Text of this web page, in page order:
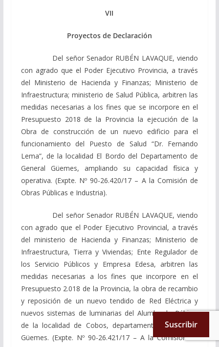
VII
Proyectos de Declaración
Del señor Senador RUBÉN LAVAQUE, viendo
con agrado que el Poder Ejecutivo Provincia, a través
del Ministerio de Hacienda y Finanzas; Ministerio de
Infraestructura; ministerio de Salud Pública, arbitren las
medidas necesarias a los fines que se incorpore en el
Presupuesto 2018 de la Provincia la ejecución de la
Obra de construcción de un nuevo edificio para el
funcionamiento del Puesto de Salud “Dr. Fernando
Lema”, de la localidad El Bordo del Departamento de
General Güemes, ampliando su capacidad física y
operativa. (Expte. Nº 90-26.420/17 – A la Comisión de
Obras Públicas e Industria).
Del señor Senador RUBÉN LAVAQUE, viendo
con agrado que el Poder Ejecutivo Provincial, a través
del ministerio de Hacienda y Finanzas; Ministerio de
Infraestructura, Tierra y Viviendas; Ente Regulador de
los Servicio Públicos y Empresa Edesa, arbitren las
medidas necesarias a los fines que incorpore en el
Presupuesto 2.018 de la Provincia, la obra de recambio
y reposición de un nuevo tendido de Red Eléctrica y
nuevos sistemas de luminarias del Alumbrado Público
de la localidad de Cobos, departamento de General
Güemes. (Expte. Nº 90-26.421/17 – A la Comisión de
Suscribir